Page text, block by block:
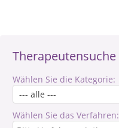
Therapeutensuche
Wählen Sie die Kategorie:
Wählen Sie das Verfahren: